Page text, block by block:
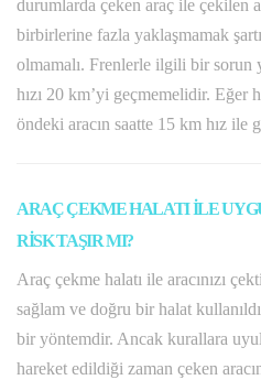
durumlarda çeken araç ile çekilen
birbirlerine fazla yaklaşmamak
olmamalı. Frenlerle ilgili bir sorun
hızı 20 km’yi geçmemelidir. Eğer
öndeki aracın saatte 15 km hız ile
ARAÇ ÇEKME HALATI İLE
RİSK TAŞIR MI?
Araç çekme halatı ile aracınızı
sağlam ve doğru bir halat
bir yöntemdir. Ancak kurallara
hareket edildiği zaman çeken